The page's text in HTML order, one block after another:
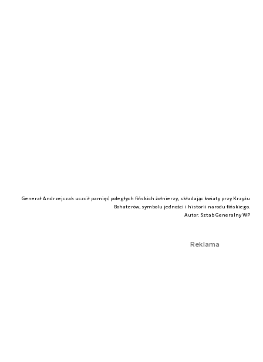
Generał Andrzejczak uczcił pamięć poległych fińskich żołnierzy, składając kwiaty przy Krzyżu
Bohaterów, symbolu jedności i historii narodu fińskiego.
Autor. Sztab Generalny WP
Reklama